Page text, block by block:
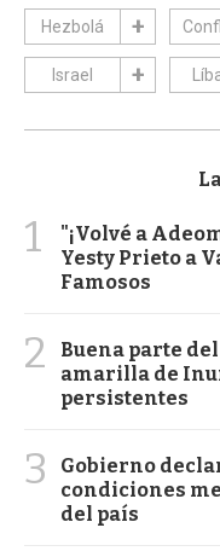
Hezbolá
Israel
1
"¡Volvé a
Yesty Prieto a
Famosos
2
Buena parte
amarilla de
persistentes
3
Gobierno
condiciones
del país